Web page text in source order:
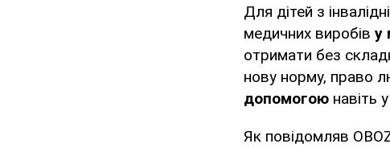
Для дітей з
медичних виробів у
отримати без
нову норму, право
допомогою навіть
Як повідомляв